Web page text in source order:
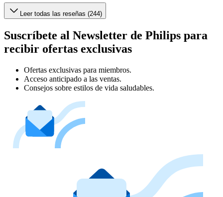
Leer todas las reseñas (244)
Suscríbete al Newsletter de Philips para
recibir ofertas exclusivas
Ofertas exclusivas para miembros.
Acceso anticipado a las ventas.
Consejos sobre estilos de vida saludables.